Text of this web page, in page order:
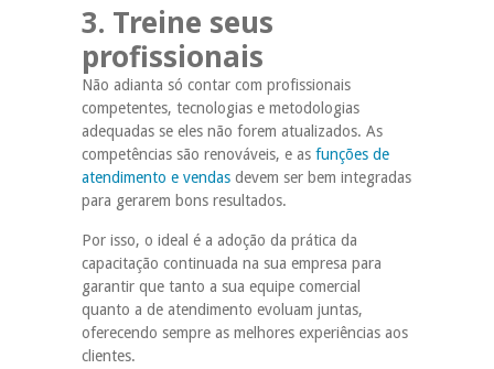
3. Treine seus
profissionais
Não adianta só contar com profissionais
competentes, tecnologias e metodologias
adequadas se eles não forem atualizados. As
competências são renováveis, e as funções de
atendimento e vendas devem ser bem integradas
para gerarem bons resultados.
Por isso, o ideal é a adoção da prática da
capacitação continuada na sua empresa para
garantir que tanto a sua equipe comercial
quanto a de atendimento evoluam juntas,
oferecendo sempre as melhores experiências aos
clientes.